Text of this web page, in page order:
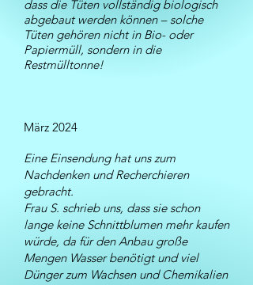
dass die Tüten vollständig biologisch
abgebaut werden können – solche
Tüten gehören nicht in Bio- oder
Papiermüll, sondern in die
Restmülltonne!
März 2024
Eine Einsendung hat uns zum
Nachdenken und Recherchieren
gebracht.
Frau S. schrieb uns, dass sie schon
lange keine Schnittblumen mehr kaufen
würde, da für den Anbau große
Mengen Wasser benötigt und viel
Dünger zum Wachsen und Chemikalien